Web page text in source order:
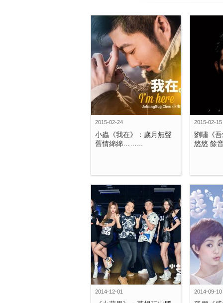
2015-02-24
小蟲《我在》：歲月無聲
舊情綿綿……...
2015-02-15
劉嘯《
悠悠 餘
2014-12-01 2014-09-10